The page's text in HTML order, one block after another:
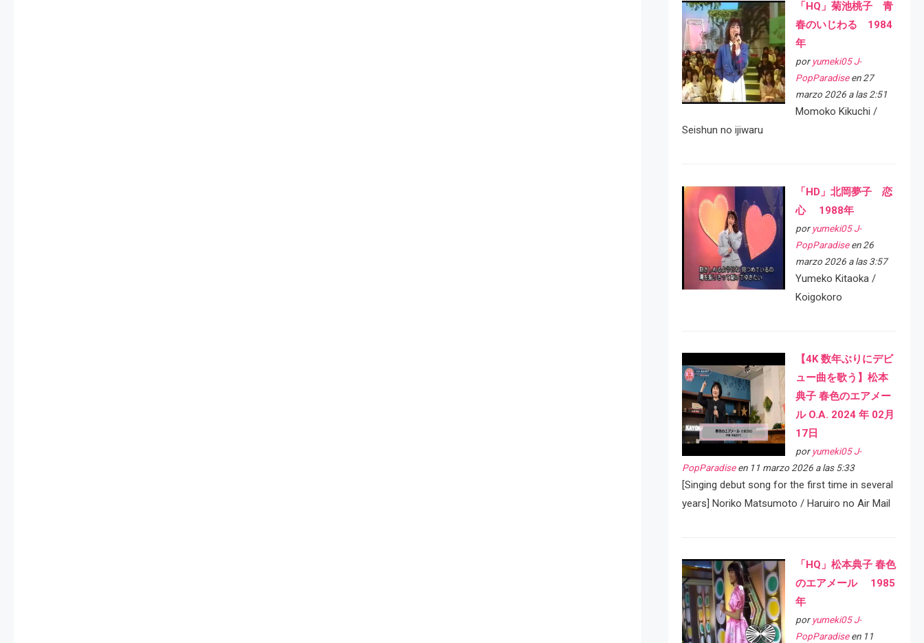
「HQ」菊池桃子 青
春のいじわる 1984
年
por yumeki05 J-
PopParadiseen 27
marzo 2026 a las 2:51
Momoko Kikuchi /
Seishun no ijiwaru
「HD」北岡夢子 恋
心 1988年
por yumeki05 J-
PopParadiseen 26
marzo 2026 a las 3:57
Yumeko Kitaoka /
Koigokoro
【4K 数年ぶりにデビ
ュー曲を歌う】松本
典子 春色のエアメー
ル O.A. 2024 年 02月
17日
por yumeki05 J-
PopParadiseen 11 marzo 2026 a las 5:33
[Singing debut song for the first time in several
years] Noriko Matsumoto / Haruiro no Air Mail
「HQ」松本典子 春色
のエアメール 1985
年
por yumeki05 J-
PopParadiseen 11